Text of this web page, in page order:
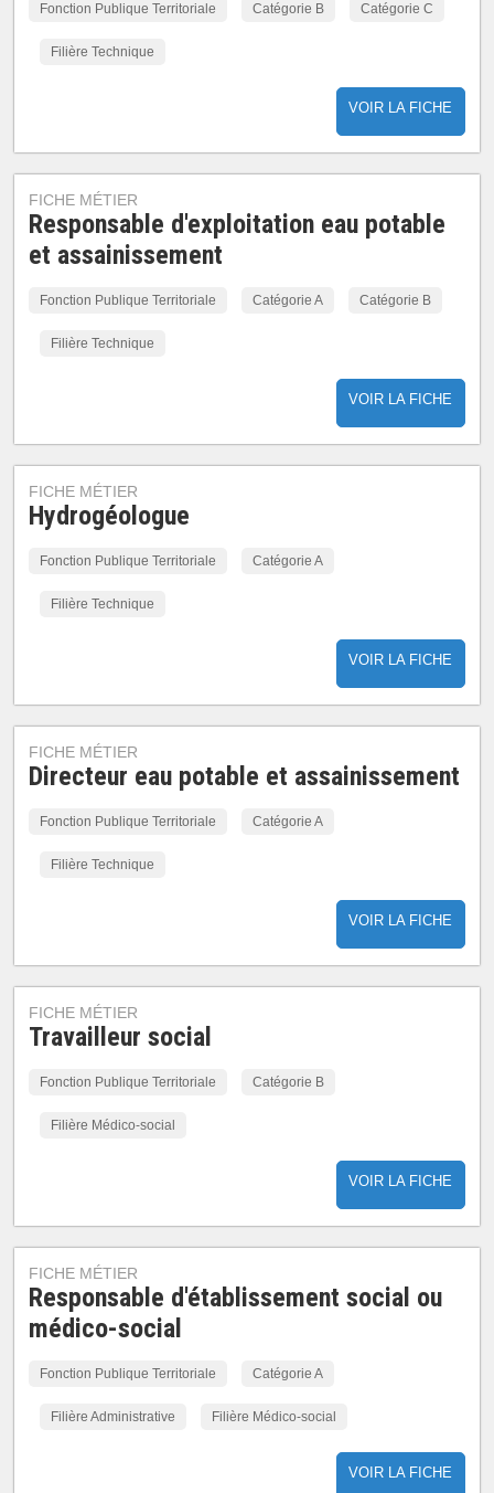
Fonction Publique Territoriale Catégorie B Catégorie C
Filière Technique
VOIR LA FICHE
FICHE MÉTIER
Responsable d'exploitation eau potable
et assainissement
Fonction Publique Territoriale Catégorie A Catégorie B
Filière Technique
VOIR LA FICHE
FICHE MÉTIER
Hydrogéologue
Fonction Publique Territoriale Catégorie A
Filière Technique
VOIR LA FICHE
FICHE MÉTIER
Directeur eau potable et assainissement
Fonction Publique Territoriale Catégorie A
Filière Technique
VOIR LA FICHE
FICHE MÉTIER
Travailleur social
Fonction Publique Territoriale Catégorie B
Filière Médico-social
VOIR LA FICHE
FICHE MÉTIER
Responsable d'établissement social ou
médico-social
Fonction Publique Territoriale Catégorie A
Filière Administrative Filière Médico-social
VOIR LA FICHE